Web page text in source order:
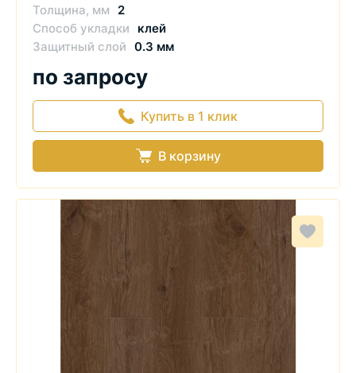
Толщина, мм
2
Способ укладки
клей
Защитный слой 0.3 мм
по запросу
Купить в 1 клик
В корзину